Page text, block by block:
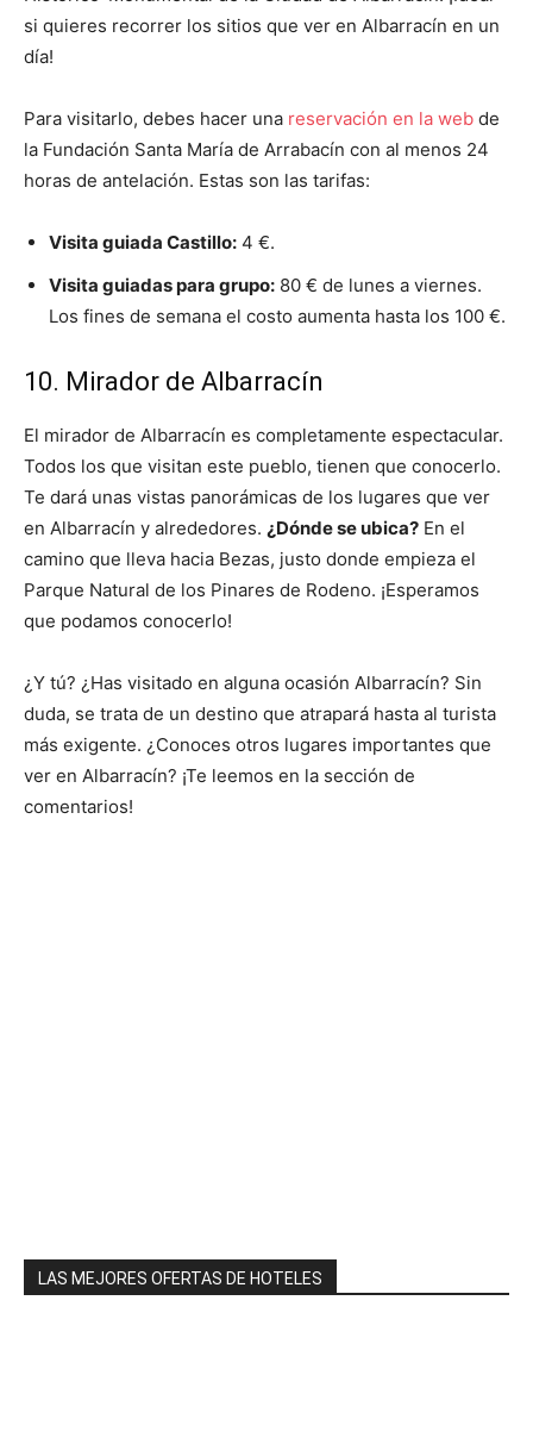
si quieres recorrer los sitios que ver en Albarracín en un
día!
Para visitarlo, debes hacer una reservación en la web de
la Fundación Santa María de Arrabacín con al menos 24
horas de antelación. Estas son las tarifas:
Visita guiada Castillo: 4 €.
Visita guiadas para grupo: 80 € de lunes a viernes.
Los fines de semana el costo aumenta hasta los 100 €.
10. Mirador de Albarracín
El mirador de Albarracín es completamente espectacular.
Todos los que visitan este pueblo, tienen que conocerlo.
Te dará unas vistas panorámicas de los lugares que ver
en Albarracín y alrededores. ¿Dónde se ubica? En el
camino que lleva hacia Bezas, justo donde empieza el
Parque Natural de los Pinares de Rodeno. ¡Esperamos
que podamos conocerlo!
¿Y tú? ¿Has visitado en alguna ocasión Albarracín? Sin
duda, se trata de un destino que atrapará hasta al turista
más exigente. ¿Conoces otros lugares importantes que
ver en Albarracín? ¡Te leemos en la sección de
comentarios!
LAS MEJORES OFERTAS DE HOTELES